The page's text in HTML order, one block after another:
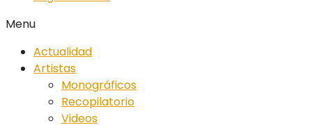
Menu
Actualidad
Artistas
Monográficos
Recopilatorio
Videos